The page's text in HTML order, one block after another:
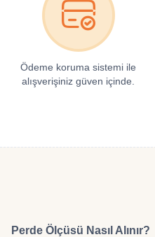
Ödeme koruma sistemi ile
alışverişiniz güven içinde.
Perde Ölçüsü Nasıl Alınır?